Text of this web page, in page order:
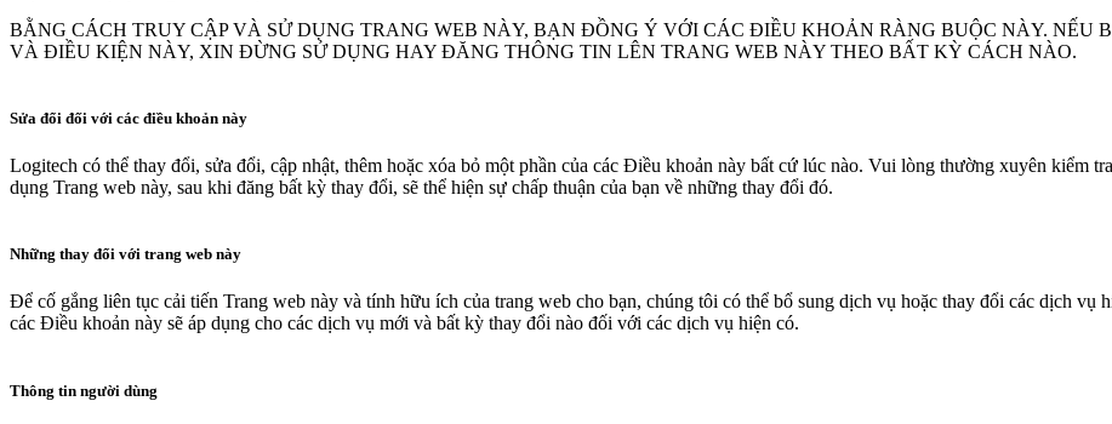
BẰNG CÁCH TRUY CẬP VÀ SỬ DỤNG TRANG WEB NÀY, BẠN ĐỒNG Ý VỚI CÁC ĐIỀU KHOẢN RÀNG BUỘC NÀY.
VÀ ĐIỀU KIỆN NÀY, XIN ĐỪNG SỬ DỤNG HAY ĐĂNG THÔNG TIN LÊN TRANG WEB NÀY THEO BẤT KỲ CÁCH NÀO.
Sửa đổi đối với các điều khoản này
Logitech có thể thay đổi, sửa đổi, cập nhật, thêm hoặc xóa bỏ một phần của các Điều khoản này bất cứ lúc nào. Vui lòng thường xuyên kiểm
dụng Trang web này, sau khi đăng bất kỳ thay đổi, sẽ thể hiện sự chấp thuận của bạn về những thay đổi đó.
Những thay đổi với trang web này
Để cố gắng liên tục cải tiến Trang web này và tính hữu ích của trang web cho bạn, chúng tôi có thể bổ sung dịch vụ hoặc thay đổi các dịch
các Điều khoản này sẽ áp dụng cho các dịch vụ mới và bất kỳ thay đổi nào đối với các dịch vụ hiện có.
Thông tin người dùng